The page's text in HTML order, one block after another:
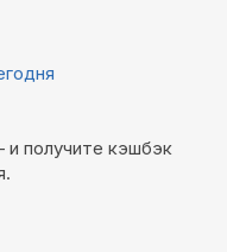
и получите кэшбэк